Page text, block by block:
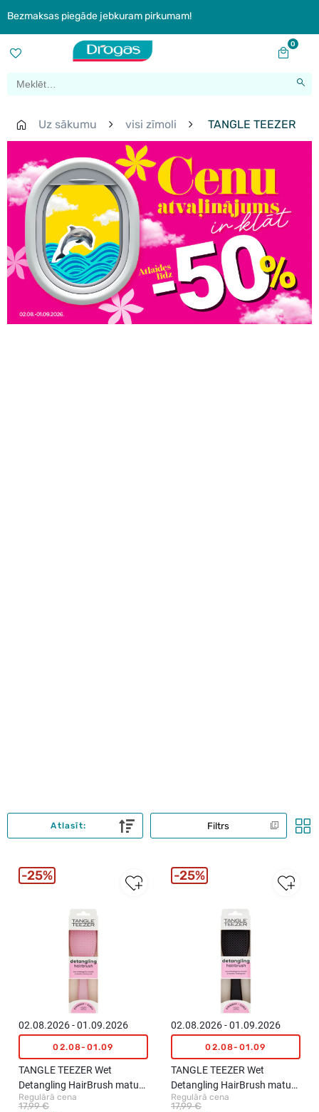
Bezmaksas piegāde jebkuram pirkumam!
0
Uz sākumu visi zīmoli TANGLE TEEZER
Filtrs
Atlasīt:
02.08.2026 - 01.09.2026
02.08-01.09
TANGLE TEEZER Wet
Detangling HairBrush matu
ķemme, Pink
Regulārā cena
17,99 €
25%
02.08.2026 - 01.09.2026
02.08-01.09
TANGLE TEEZER Wet
Detangling HairBrush matu
ķemme, Black
Regulārā cena
17,99 €
25%